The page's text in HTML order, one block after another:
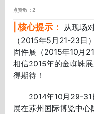
点赞数：2
| 核心提示：
从现场
（2015年5月21-23日
固件展（2015年10月
相信2015年的金蜘蛛
得期待！
2014年10月29-31
展在苏州国际博览中心